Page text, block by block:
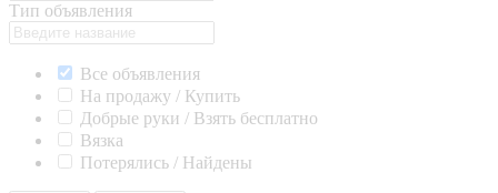
Тип объявления
Все объявления
На продажу / Купить
Добрые руки / Взять бесплатно
Вязка
Потерялись / Найдены